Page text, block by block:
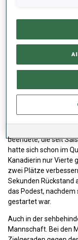
stehenden Klasse, als
beendete, die seit
hatte sich schon im
Kanadierin nur Vierte
zwei Plätze
Sekunden Rückstand
das Podest,
gestartet war.
Auch in der
Mannschaft. Bei den